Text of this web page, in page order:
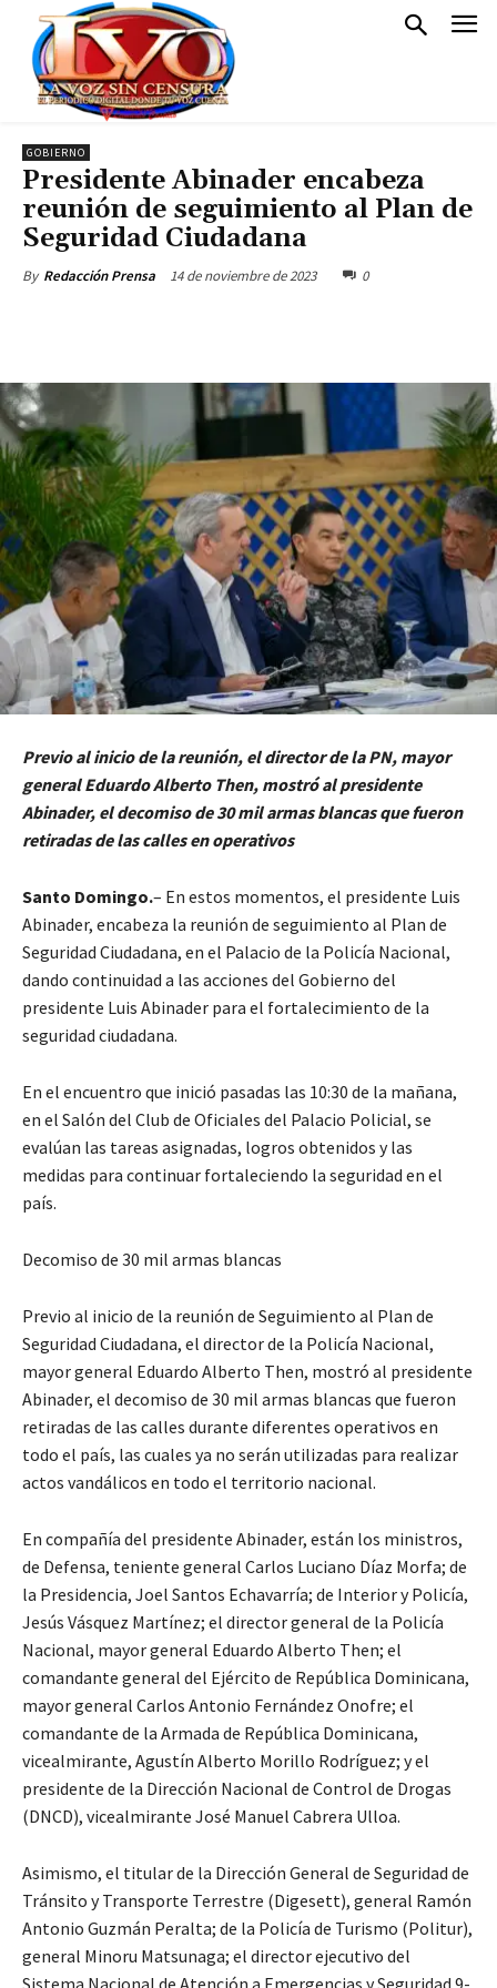
GOBIERNO
Presidente Abinader encabeza
reunión de seguimiento al Plan de
Seguridad Ciudadana
By Redacción Prensa 14 de noviembre de 2023 0
Previo al inicio de la reunión, el director de la PN, mayor
general Eduardo Alberto Then, mostró al presidente
Abinader, el decomiso de 30 mil armas blancas que fueron
retiradas de las calles en operativos
Santo Domingo.– En estos momentos, el presidente Luis
Abinader, encabeza la reunión de seguimiento al Plan de
Seguridad Ciudadana, en el Palacio de la Policía Nacional,
dando continuidad a las acciones del Gobierno del
presidente Luis Abinader para el fortalecimiento de la
seguridad ciudadana.
En el encuentro que inició pasadas las 10:30 de la mañana,
en el Salón del Club de Oficiales del Palacio Policial, se
evalúan las tareas asignadas, logros obtenidos y las
medidas para continuar fortaleciendo la seguridad en el
país.
Decomiso de 30 mil armas blancas
Previo al inicio de la reunión de Seguimiento al Plan de
Seguridad Ciudadana, el director de la Policía Nacional,
mayor general Eduardo Alberto Then, mostró al presidente
Abinader, el decomiso de 30 mil armas blancas que fueron
retiradas de las calles durante diferentes operativos en
todo el país, las cuales ya no serán utilizadas para realizar
actos vandálicos en todo el territorio nacional.
En compañía del presidente Abinader, están los ministros,
de Defensa, teniente general Carlos Luciano Díaz Morfa; de
la Presidencia, Joel Santos Echavarría; de Interior y Policía,
Jesús Vásquez Martínez; el director general de la Policía
Nacional, mayor general Eduardo Alberto Then; el
comandante general del Ejército de República Dominicana,
mayor general Carlos Antonio Fernández Onofre; el
comandante de la Armada de República Dominicana,
vicealmirante, Agustín Alberto Morillo Rodríguez; y el
presidente de la Dirección Nacional de Control de Drogas
(DNCD), vicealmirante José Manuel Cabrera Ulloa.
Asimismo, el titular de la Dirección General de Seguridad de
Tránsito y Transporte Terrestre (Digesett), general Ramón
Antonio Guzmán Peralta; de la Policía de Turismo (Politur),
general Minoru Matsunaga; el director ejecutivo del
Sistema Nacional de Atención a Emergencias y Seguridad 9-